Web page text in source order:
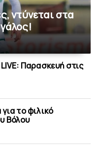
ντύνεται στα
Παρασκευή στις
το φιλικό
Bόλου